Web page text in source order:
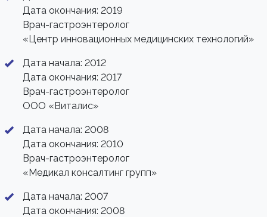
Дата окончания: 2019
Врач-гастроэнтеролог
«Центр инновационных медицинских технологий»
Дата начала: 2012
Дата окончания: 2017
Врач-гастроэнтеролог
ООО «Виталис»
Дата начала: 2008
Дата окончания: 2010
Врач-гастроэнтеролог
«Медикал консалтинг групп»
Дата начала: 2007
Дата окончания: 2008